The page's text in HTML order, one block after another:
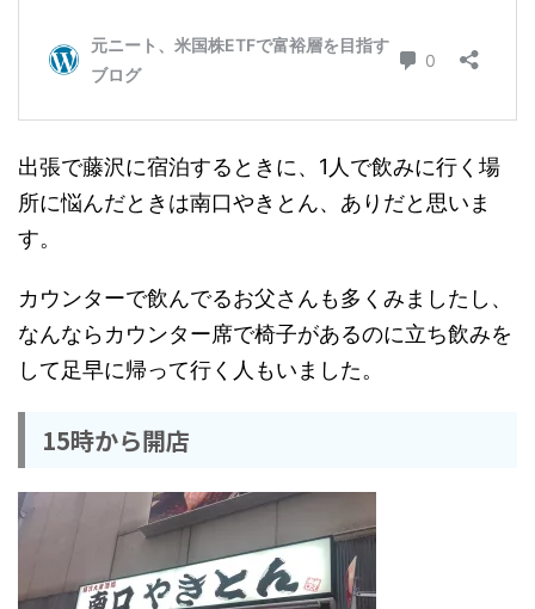
出張で藤沢に宿泊するときに、1人で飲みに行く場
所に悩んだときは南口やきとん、ありだと思いま
す。
カウンターで飲んでるお父さんも多くみましたし、
なんならカウンター席で椅子があるのに立ち飲みを
して足早に帰って行く人もいました。
15時から開店